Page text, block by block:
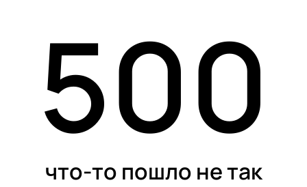
500
что-то пошло не так